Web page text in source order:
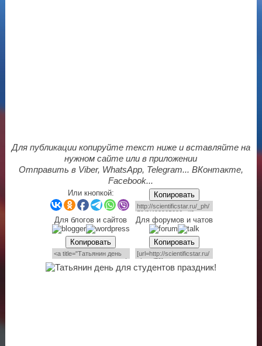
Для публикации копируйте текст ниже и вставляйте на
нужном сайте или в приложении
Отправить в Viber, WhatsApp, Telegram... ВКонтакте,
Facebook...
Или кнопкой: Копировать
Для блогов и сайтов Для форумов и чатов
Копировать Копировать